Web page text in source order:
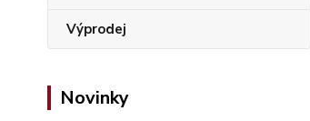
Výprodej
Novinky